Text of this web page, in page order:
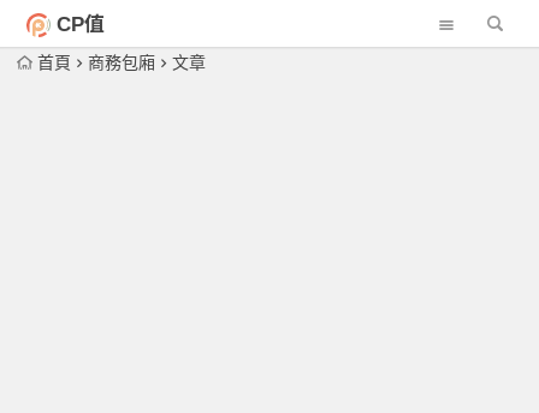
CP值
首頁 商務包廂 文章